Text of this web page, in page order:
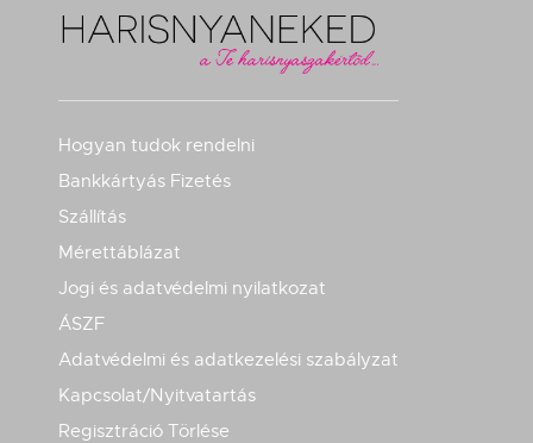
Hogyan tudok rendelni
Bankkártyás Fizetés
Szállítás
Mérettáblázat
Jogi és adatvédelmi nyilatkozat
ÁSZF
Adatvédelmi és adatkezelési szabályzat
Kapcsolat/Nyitvatartás
Regisztráció Törlése